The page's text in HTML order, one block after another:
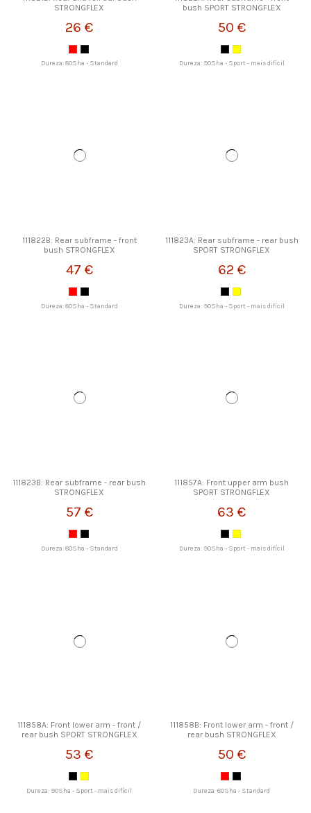
STRONGFLEX
26 €
Dureza: 80Sha - Standard
bush SPORT STRONGFLEX
50 €
Dureza: 90Sha - Sport - mais difícil
111822B: Rear subframe - front
bush STRONGFLEX
47 €
Dureza: 80Sha - Standard
111823A: Rear subframe - rear bush
SPORT STRONGFLEX
62 €
Dureza: 90Sha - Sport - mais difícil
111823B: Rear subframe - rear bush
STRONGFLEX
57 €
Dureza: 80Sha - Standard
111857A: Front upper arm bush
SPORT STRONGFLEX
63 €
Dureza: 90Sha - Sport - mais difícil
111858A: Front lower arm - front /
rear bush SPORT STRONGFLEX
53 €
Dureza: 90Sha - Sport - mais difícil
111858B: Front lower arm - front /
rear bush STRONGFLEX
50 €
Dureza: 80Sha - Standard